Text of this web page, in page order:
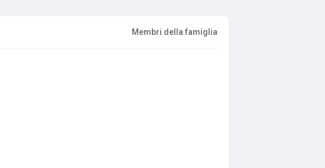
Membri della famiglia